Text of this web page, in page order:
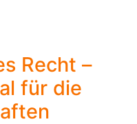
Recht –
für die